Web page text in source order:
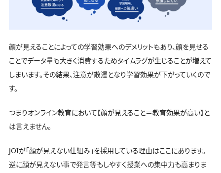
顔が見えることによっての学習効果へのデメリットもあり、顔を見せる
ことでデータ量も大きく消費するためタイムラグが生じることが増えて
しまいます。その結果、注意が散漫となり学習効果が下がっていくので
す。
つまりオンライン教育において【顔が見えること＝教育効果が高い】と
は言えません。
JOIが「顔が見えない仕組み」を採用している理由はここにあります。
逆に顔が見えない事で発言等もしやすく授業への集中力も高まりま